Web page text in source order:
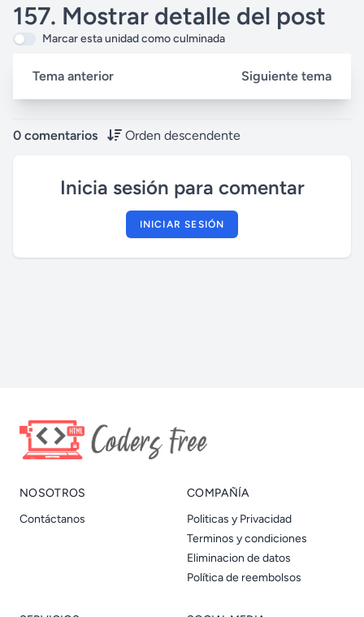
157. Mostrar detalle del post
Marcar esta unidad como culminada
Tema anterior Siguiente tema
0 comentarios Orden descendente
Inicia sesión para comentar
INICIAR SESIÓN
NOSOTROS
Contáctanos
COMPAÑÍA
Politicas y Privacidad
Terminos y condiciones
Eliminacion de datos
Política de reembolsos